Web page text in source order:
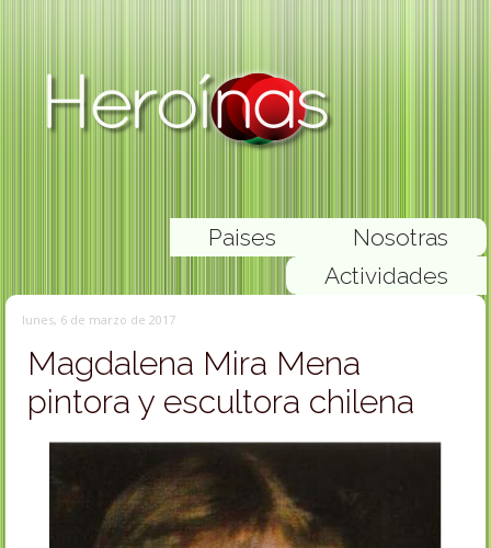
Nosotras
Paises
Actividades
lunes, 6 de marzo de 2017
Magdalena Mira Mena
pintora y escultora chilena